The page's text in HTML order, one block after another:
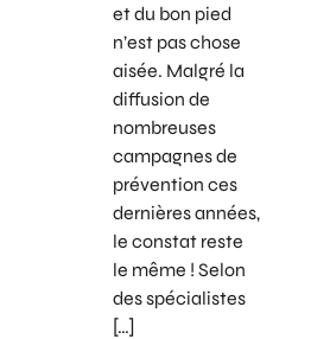
et du bon pied
n’est pas chose
aisée. Malgré la
diffusion de
nombreuses
campagnes de
prévention ces
dernières années,
le constat reste
le même ! Selon
des spécialistes
[…]